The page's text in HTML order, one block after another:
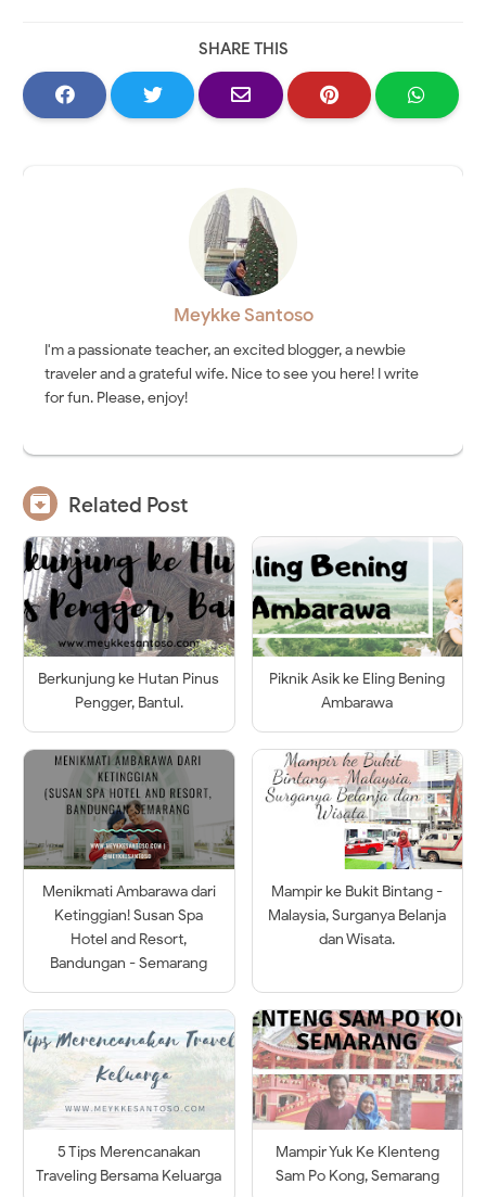
SHARE THIS
Meykke Santoso
I'm a passionate teacher, an excited blogger, a newbie
traveler and a grateful wife. Nice to see you here! I write
for fun. Please, enjoy!
 Related Post
Berkunjung ke Hutan Pinus
Pengger, Bantul.
Piknik Asik ke Eling Bening
Ambarawa
Menikmati Ambarawa dari
Ketinggian! Susan Spa
Hotel and Resort,
Bandungan - Semarang
Mampir ke Bukit Bintang -
Malaysia, Surganya Belanja
dan Wisata.
5 Tips Merencanakan
Traveling Bersama Keluarga
Mampir Yuk Ke Klenteng
Sam Po Kong, Semarang